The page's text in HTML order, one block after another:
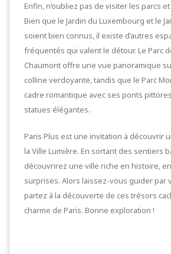
Enfin, n’oubliez pas de visiter les parcs
Bien que le Jardin du Luxembourg et le
soient bien connus, il existe d’autres
fréquentés qui valent le détour. Le Parc
Chaumont offre une vue panoramique
colline verdoyante, tandis que le Parc
cadre romantique avec ses ponts
statues élégantes.
Paris Plus est une invitation à découvrir
la Ville Lumière. En sortant des sentiers
découvrirez une ville riche en histoire,
surprises. Alors laissez-vous guider par
partez à la découverte de ces trésors
charme de Paris. Bonne exploration !